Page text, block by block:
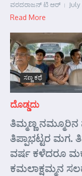
ವರದರಾಜನ್ ಟಿ ಆರ್
Read More
ಸಣ್ಣ ಕಥೆ
ದೊಡ್ಡದು
ತಿಮ್ಮಣ್ಣ ನಮ್ಮೂರಿನ
ತಿಪ್ಪಾಭಟ್ಟರ ಮಗ.
ವರ್ಷ ಕಳೆದರೂ
ಕಮಲಾಕ್ಷಮ್ಮನ